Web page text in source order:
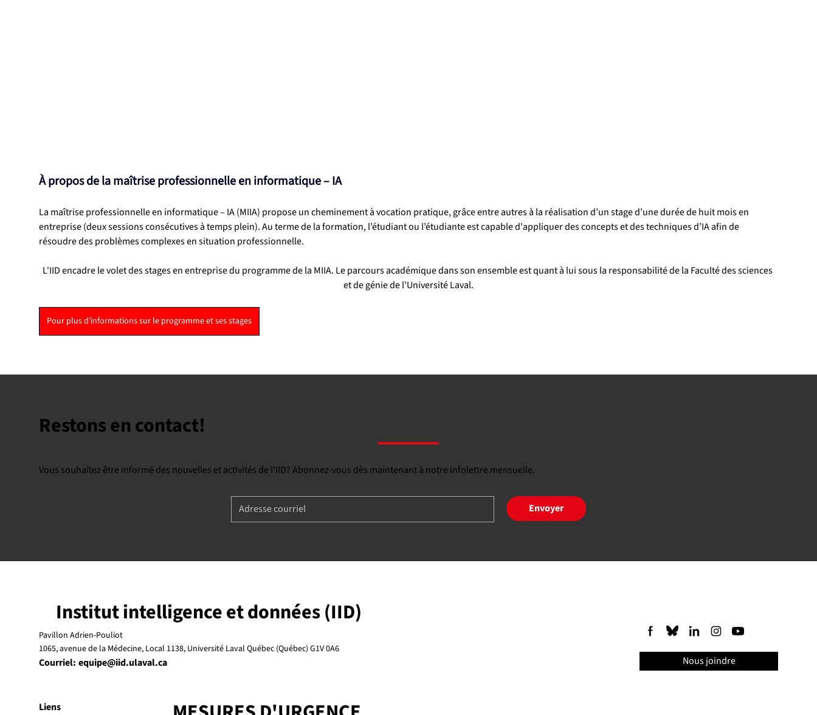
À propos de la maîtrise professionnelle en informatique – IA
La maîtrise professionnelle en informatique – IA (MIIA) propose un cheminement à vocation pratique, grâce entre autres à la réalisation d’un stage d’une durée de huit mois en
entreprise (deux sessions consécutives à temps plein). Au terme de la formation, l’étudiant ou l’étudiante est capable d'appliquer des concepts et des techniques d’IA afin de
résoudre des problèmes complexes en situation professionnelle.
L'IID encadre le volet des stages en entreprise du programme de la MIIA. Le parcours académique dans son ensemble est quant à lui sous la responsabilité de la Faculté des sciences
et de génie de l'Université Laval.
Pour plus d’informations sur le programme et ses stages
Restons en contact!
Vous souhaitez être informé des nouvelles et activités de l'IID? Abonnez-vous dès maintenant à notre infolettre mensuelle.
Envoyer
Liens
Institut intelligence et données (IID)
Pavillon Adrien-Pouliot
1065, avenue de la Médecine, Local 1138, Université Laval Québec (Québec) G1V 0A6
Courriel: equipe@iid.ulaval.ca Nous joindre